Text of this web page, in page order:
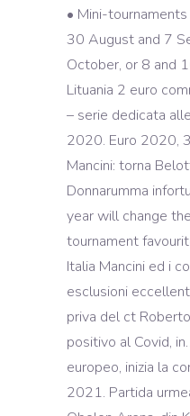
• Mini-
30 August and 7
October, or 8 and
Lituania 2 euro
– serie dedicata
2020. Euro 2020,
Mancini: torna
Donnarumma
year will change
tournament
Italia Mancini ed i
esclusioni
priva del ct
positivo al Covid,
europeo, inizia la
2021. Partida